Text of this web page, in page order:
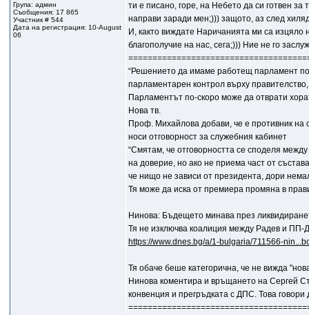
Група: админ
Съобщения: 17 865
Участник # 544
Дата на регистрация: 10-August
06
ти е писано, горе, на Небето да си готвен
направи заради мен;))) защото, аз след
И, както виждате Наричанията ми са изцяло
благополучие на нас, сега;))) Ние не го
“Решението да имаме работещ парламент
парламентарен контрол върху
Парламентът по-скоро може да отврати
Нова тв.
Проф. Михайлова добави, че е противник на
носи отговорност за служебния кабинет
“Смятам, че отговорността се споделя
на доверие, но ако не приема част от
че нищо не зависи от президента, дори
Тя може да иска от премиера промяна в
Нинова: Бъдещето минава през
Тя не изключва коалиция между Радев и ПП-
https://www.dnes.bg/a/1-bulgaria/711566-
Тя обаче беше категорична, че не вижда
Нинова коментира и връщането на Сергей
конвенция и прегръдката с ДПС. Това